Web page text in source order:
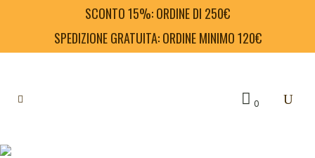
SCONTO 15%: ORDINE DI 250€
SPEDIZIONE GRATUITA: ORDINE MINIMO 120€
0